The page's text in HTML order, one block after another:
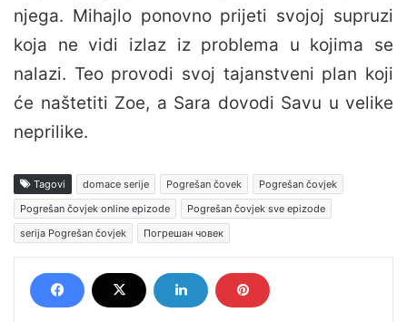
njega. Mihajlo ponovno prijeti svojoj supruzi
koja ne vidi izlaz iz problema u kojima se
nalazi. Teo provodi svoj tajanstveni plan koji
će naštetiti Zoe, a Sara dovodi Savu u velike
neprilike.
Tagovi domace serije Pogrešan čovek
Pogrešan čovjek
Pogrešan čovjek online epizode
Pogrešan čovjek sve epizode
serija Pogrešan čovjek
Погрешан човек